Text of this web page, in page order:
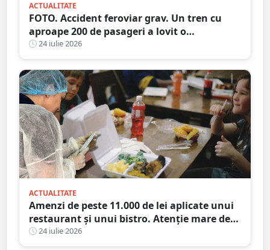
ACTUALITATE
FOTO. Accident feroviar grav. Un tren cu
aproape 200 de pasageri a lovit o
autocisternă, care a luat foc
24 iulie 2026
ACTUALITATE
Amenzi de peste 11.000 de lei aplicate unui
restaurant și unui bistro. Atenție mare de
unde mâncați
24 iulie 2026